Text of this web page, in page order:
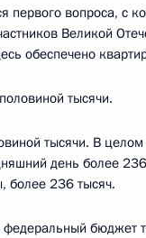
первого вопроса, с
Великой
обеспечено
тысячи.
тысячи. В целом
день более
более 236 тысяч.
федеральный бюджет